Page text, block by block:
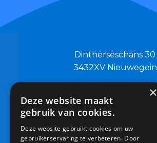
Dintherseschans 30
3432XV Nieuwegein
0306019500
info@bsdeschouw.nl
×
Deze website maakt
gebruik van cookies.
Deze website gebruikt cookies om uw
gebruikerservaring te verbeteren. Door